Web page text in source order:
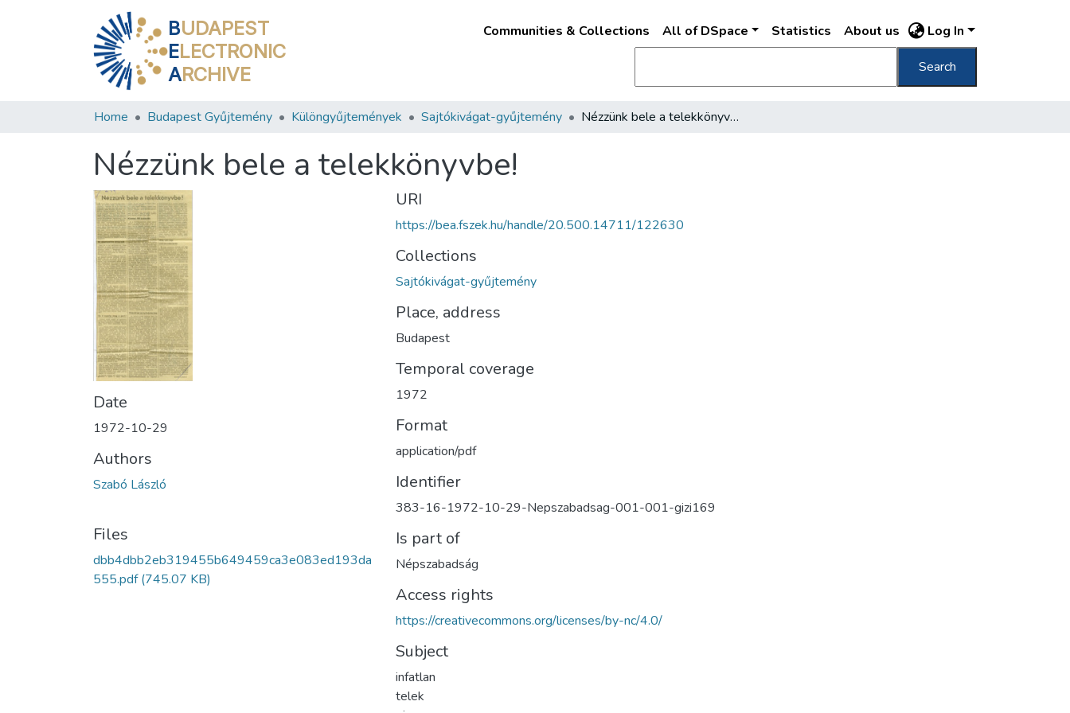
BUDAPEST
ELECTRONIC
ARCHIVE
Communities & Collections All of DSpace Statistics About us Log In
Search
Home Budapest Gyűjtemény Különgyűjtemények Sajtókivágat-gyűjtemény Nézzünk bele a telekkönyvbe!
Nézzünk bele a telekkönyvbe!
Date
1972-10-29
Authors
Szabó László
Files
dbb4dbb2eb319455b649459ca3e083ed193da
555.pdf(745.07 KB)
URI
https://bea.fszek.hu/handle/20.500.14711/122630
Collections
Sajtókivágat-gyűjtemény
Place, address
Budapest
Temporal coverage
1972
Format
application/pdf
Identifier
383-16-1972-10-29-Nepszabadsag-001-001-gizi169
Is part of
Népszabadság
Access rights
https://creativecommons.org/licenses/by-nc/4.0/
Subject
infatlan
telek